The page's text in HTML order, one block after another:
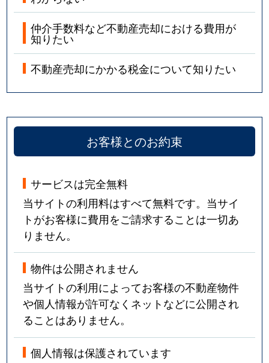
仲介手数料など不動産売却における費用が
知りたい
不動産売却にかかる税金について知りたい
お客様とのお約束
サービスは完全無料
当サイトの利用料はすべて無料です。当サイ
トがお客様に費用をご請求することは一切あ
りません。
物件は公開されません
当サイトの利用によってお客様の不動産物件
や個人情報が許可なくネットなどに公開され
ることはありません。
個人情報は保護されています